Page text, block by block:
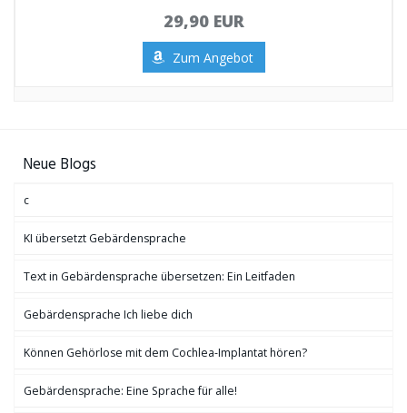
29,90 EUR
Zum Angebot
Neue Blogs
c
KI übersetzt Gebärdensprache
Text in Gebärdensprache übersetzen: Ein Leitfaden
Gebärdensprache Ich liebe dich
Können Gehörlose mit dem Cochlea-Implantat hören?
Gebärdensprache: Eine Sprache für alle!